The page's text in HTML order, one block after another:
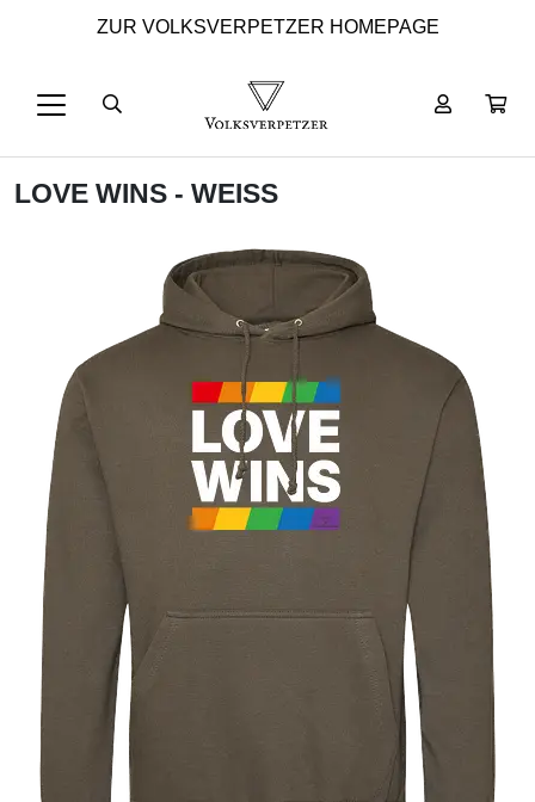
ZUR VOLKSVERPETZER HOMEPAGE
LOVE WINS - WEISS